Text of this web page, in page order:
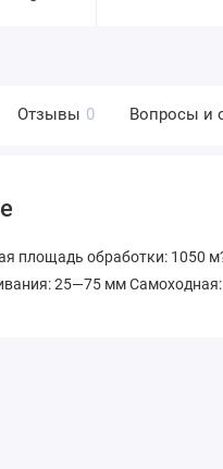
Отзывы 0 Вопросы и
площадь обработки: 1050
25—75 мм Самоходная: